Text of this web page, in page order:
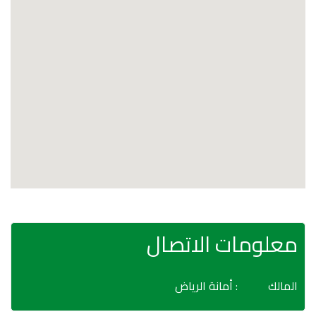
معلومات الاتصال
المالك : أمانة الرياض